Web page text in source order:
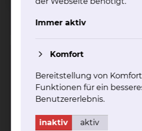
Abwesenheit
Evelyne Christine Elise
Immer aktiv
Komfort
Bereitstellung von
Funktionen für ein
Benutzererlebnis.
inaktiv aktiv